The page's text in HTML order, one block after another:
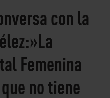
con la
Femenina
no tiene